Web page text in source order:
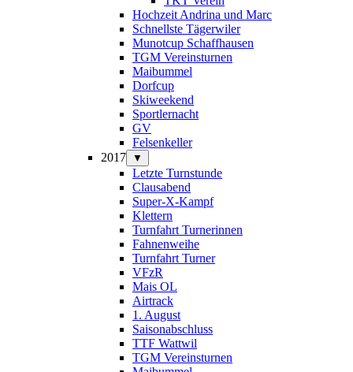
Hochzeit Andrina und Marc
Schnellste Tägerwiler
Munotcup Schaffhausen
TGM Vereinsturnen
Maibummel
Dorfcup
Skiweekend
Sportlernacht
GV
Felsenkeller
2017
▼
Letzte Turnstunde
Clausabend
Super-X-Kampf
Klettern
Turnfahrt Turnerinnen
Fahnenweihe
Turnfahrt Turner
VFzR
Mais OL
Airtrack
1. August
Saisonabschluss
TTF Wattwil
TGM Vereinsturnen